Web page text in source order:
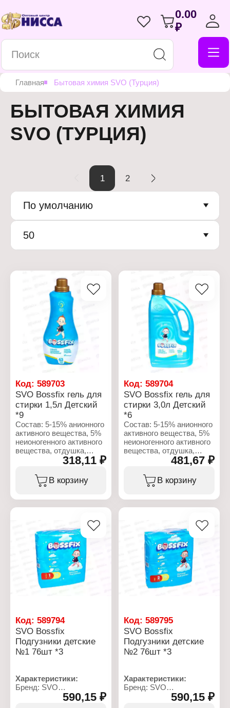
0.00
₽
Главная Бытовая химия SVO (Турция)
БЫТОВАЯ ХИМИЯ
SVO (ТУРЦИЯ)
1 2
По умолчанию
50
Код: 589703
SVO Bossfix гель для
стирки 1,5л Детский
*9
Состав: 5-15% анионного
активного вещества, 5%
неионогенного активного
вещества, отдушка,
Характеристики:
Бренд: SVO
Объем: 1,5 л
318,11 ₽
В корзину
Код:589704
SVO Bossfix гель для
стирки 3,0л Детский
*6
Состав: 5-15% анионного
активного вещества, 5%
неионогенного активного
вещества, отдушка,
Характеристики:
Бренд: SVO
481,67 ₽
В корзину
Код: 589794
SVO Bossfix
Подгузники детские
№1 76шт *3
Характеристики:
Бренд: SVO
Тип товара: Подгузники
590,15 ₽
Код:589795
SVO Bossfix
Подгузники детские
№2 76шт *3
Характеристики:
Бренд: SVO
Тип товара: Подгузники
590,15 ₽